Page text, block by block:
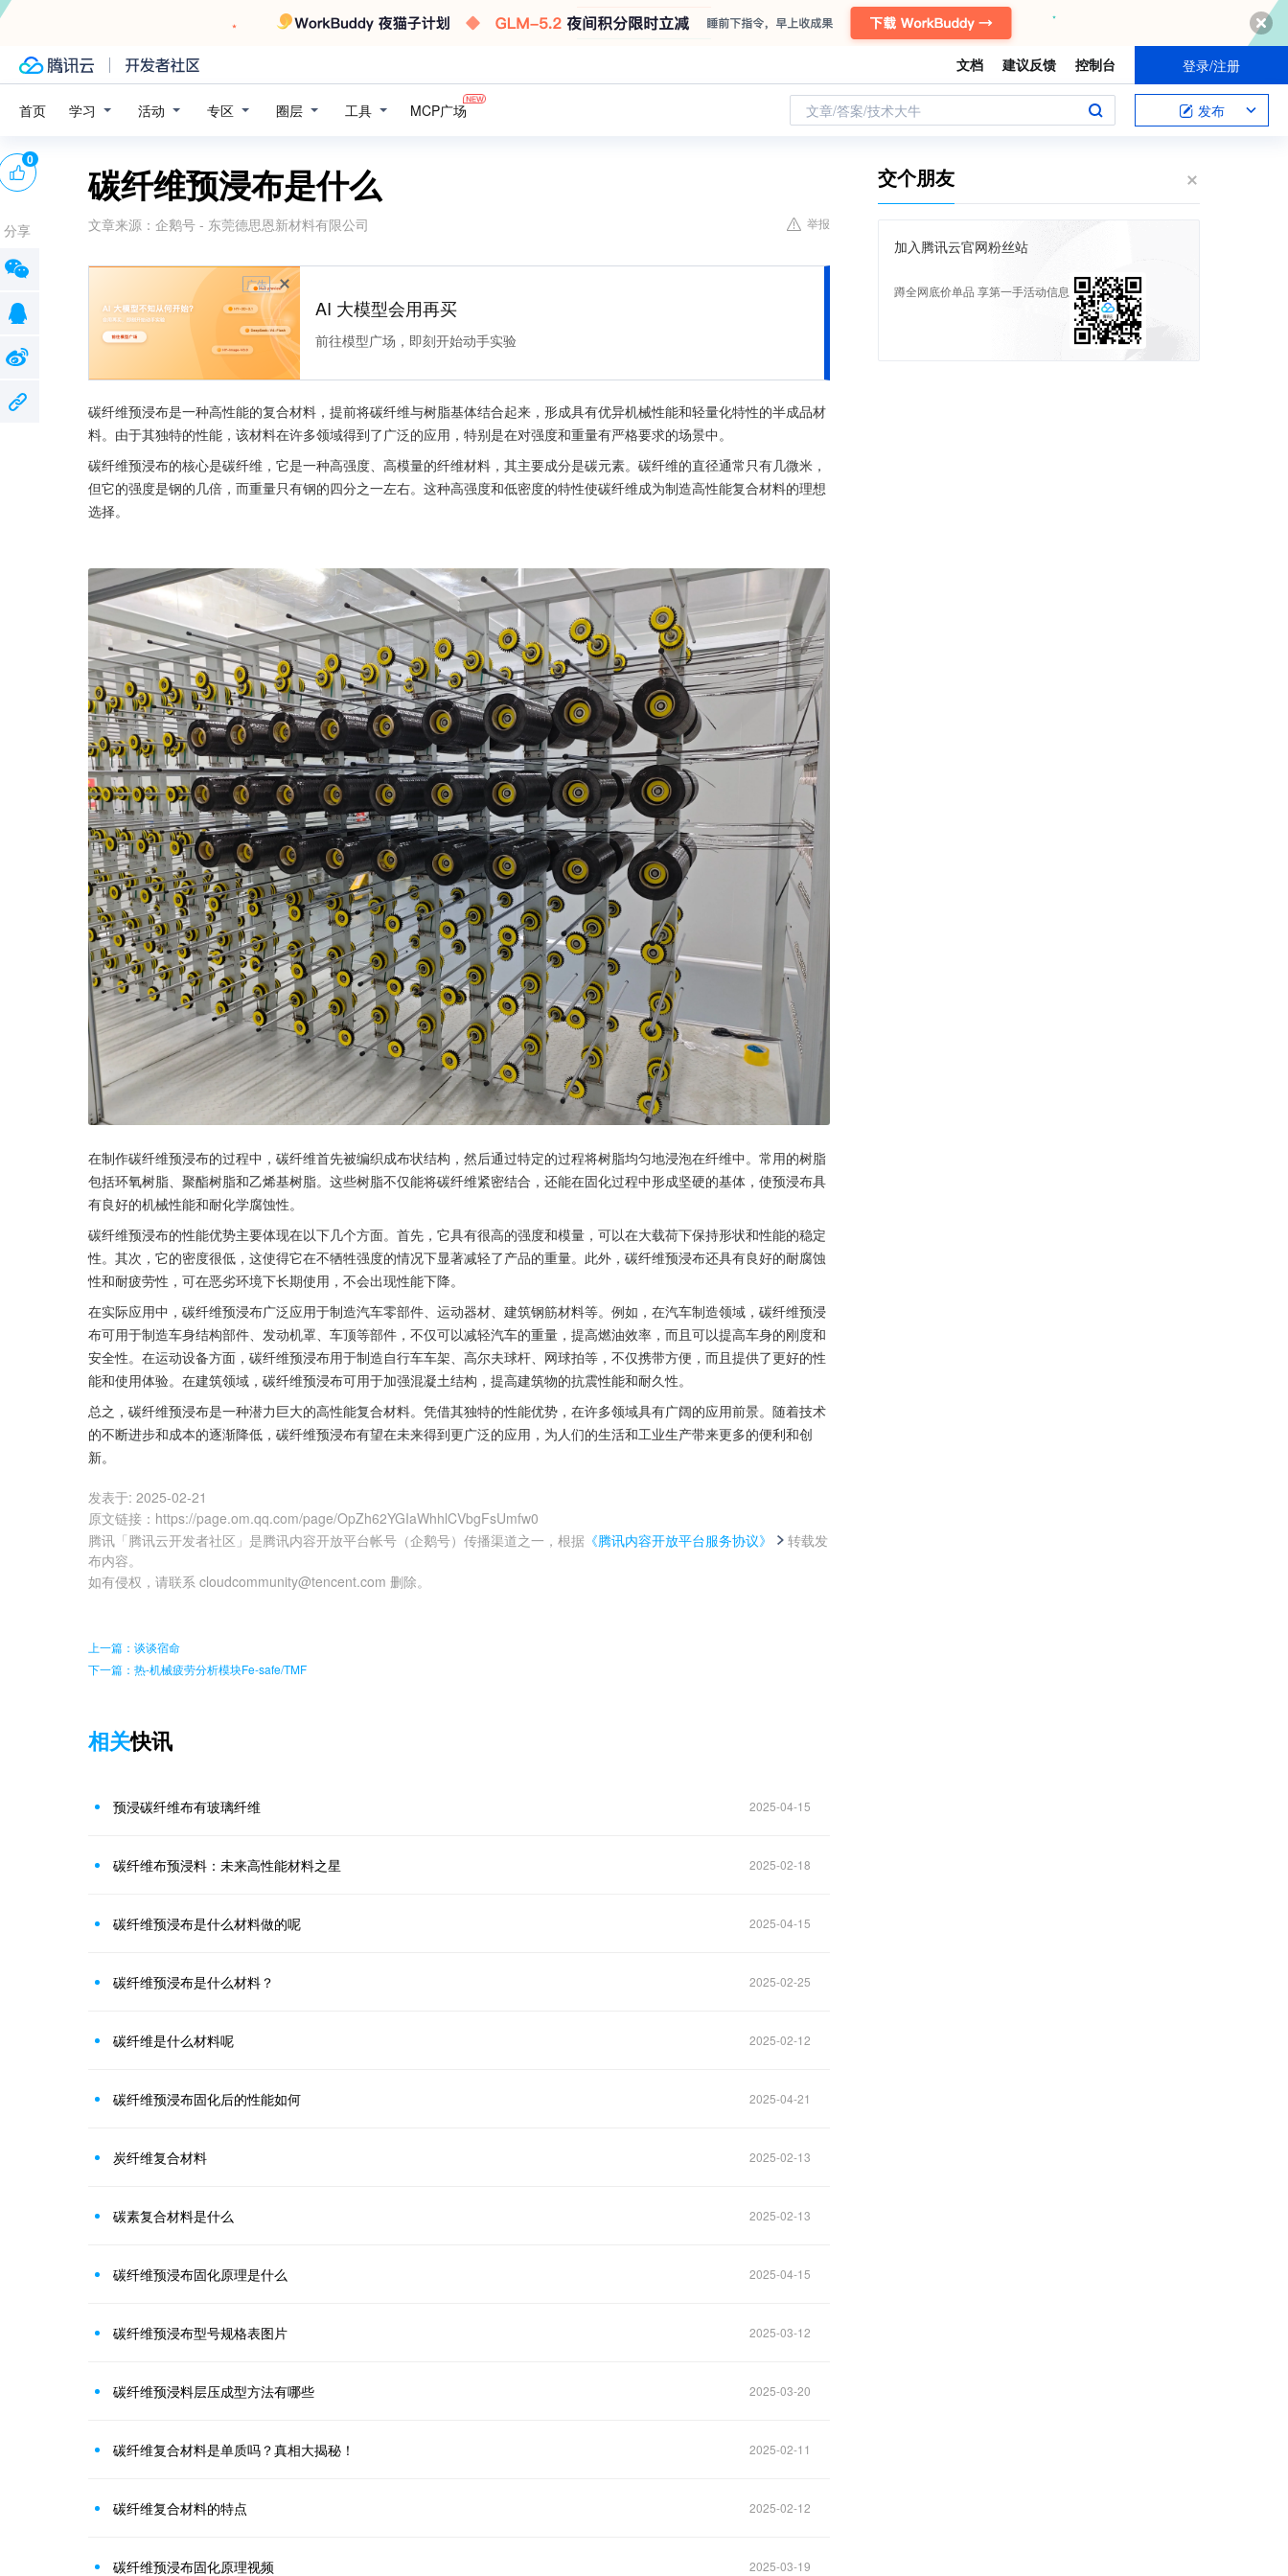
文档 建议反馈 控制台 登录/注册
首页 学习 活动 专区 圈层 工具 MCP广场 文章/答案/技术大牛 发布
碳纤维预浸布是什么
文章来源： 企鹅号 - 东莞德思恩新材料有限公司 举报
广告
AI 大模型会用再买
前往模型广场，即刻开始动手实验
碳纤维预浸布是一种高性能的复合材料，提前将碳纤维与树脂基体结合起来，形成具有优异机械性能和轻量化特性的半成品材
料。由于其独特的性能，该材料在许多领域得到了广泛的应用，特别是在对强度和重量有严格要求的场景中。
碳纤维预浸布的核心是碳纤维，它是一种高强度、高模量的纤维材料，其主要成分是碳元素。碳纤维的直径通常只有几微米，
但它的强度是钢的几倍，而重量只有钢的四分之一左右。这种高强度和低密度的特性使碳纤维成为制造高性能复合材料的理想
选择。
在制作碳纤维预浸布的过程中，碳纤维首先被编织成布状结构，然后通过特定的过程将树脂均匀地浸泡在纤维中。常用的树脂
包括环氧树脂、聚酯树脂和乙烯基树脂。这些树脂不仅能将碳纤维紧密结合，还能在固化过程中形成坚硬的基体，使预浸布具
有良好的机械性能和耐化学腐蚀性。
碳纤维预浸布的性能优势主要体现在以下几个方面。首先，它具有很高的强度和模量，可以在大载荷下保持形状和性能的稳定
性。其次，它的密度很低，这使得它在不牺牲强度的情况下显著减轻了产品的重量。此外，碳纤维预浸布还具有良好的耐腐蚀
性和耐疲劳性，可在恶劣环境下长期使用，不会出现性能下降。
在实际应用中，碳纤维预浸布广泛应用于制造汽车零部件、运动器材、建筑钢筋材料等。例如，在汽车制造领域，碳纤维预浸
布可用于制造车身结构部件、发动机罩、车顶等部件，不仅可以减轻汽车的重量，提高燃油效率，而且可以提高车身的刚度和
安全性。在运动设备方面，碳纤维预浸布用于制造自行车车架、高尔夫球杆、网球拍等，不仅携带方便，而且提供了更好的性
能和使用体验。在建筑领域，碳纤维预浸布可用于加强混凝土结构，提高建筑物的抗震性能和耐久性。
总之，碳纤维预浸布是一种潜力巨大的高性能复合材料。凭借其独特的性能优势，在许多领域具有广阔的应用前景。随着技术
的不断进步和成本的逐渐降低，碳纤维预浸布有望在未来得到更广泛的应用，为人们的生活和工业生产带来更多的便利和创
新。
发表于: 2025-02-21
原文链接 ： https://page.om.qq.com/page/OpZh62YGIaWhhlCVbgFsUmfw0
腾讯「腾讯云开发者社区」是腾讯内容开放平台帐号（企鹅号）传播渠道之一，根据 《腾讯内容开放平台服务协议》
转载发
布内容。
如有侵权，请联系 cloudcommunity@tencent.com 删除。
0
分享
上一篇：谈谈宿命
下一篇：热-机械疲劳分析模块Fe-safe/TMF
相关快讯
预浸碳纤维布有玻璃纤维 2025-04-15
碳纤维布预浸料：未来高性能材料之星 2025-02-18
碳纤维预浸布是什么材料做的呢 2025-04-15
碳纤维预浸布是什么材料？ 2025-02-25
碳纤维是什么材料呢 2025-02-12
碳纤维预浸布固化后的性能如何 2025-04-21
炭纤维复合材料 2025-02-13
碳素复合材料是什么 2025-02-13
碳纤维预浸布固化原理是什么 2025-04-15
碳纤维预浸布型号规格表图片 2025-03-12
碳纤维预浸料层压成型方法有哪些 2025-03-20
碳纤维复合材料是单质吗？真相大揭秘！ 2025-02-11
碳纤维复合材料的特点 2025-02-12
碳纤维预浸布固化原理视频 2025-03-19
交个朋友
加入腾讯云官网粉丝站
蹲全网底价单品 享第一手活动信息